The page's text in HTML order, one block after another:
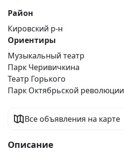
Район
Кировский р-н
Ориентиры
Музыкальный театр
Парк Черивичкина
Театр Горького
Парк Октябрьской революции
Все объявления на карте
Описание